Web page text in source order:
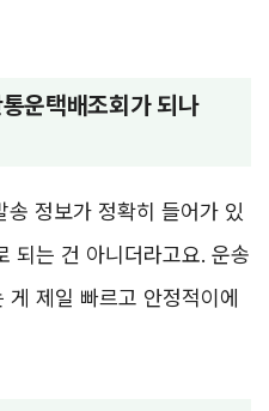
운택배조회가 되나
정보가 정확히 들어가 있
되는 건 아니더라고요. 운송
제일 빠르고 안정적이에